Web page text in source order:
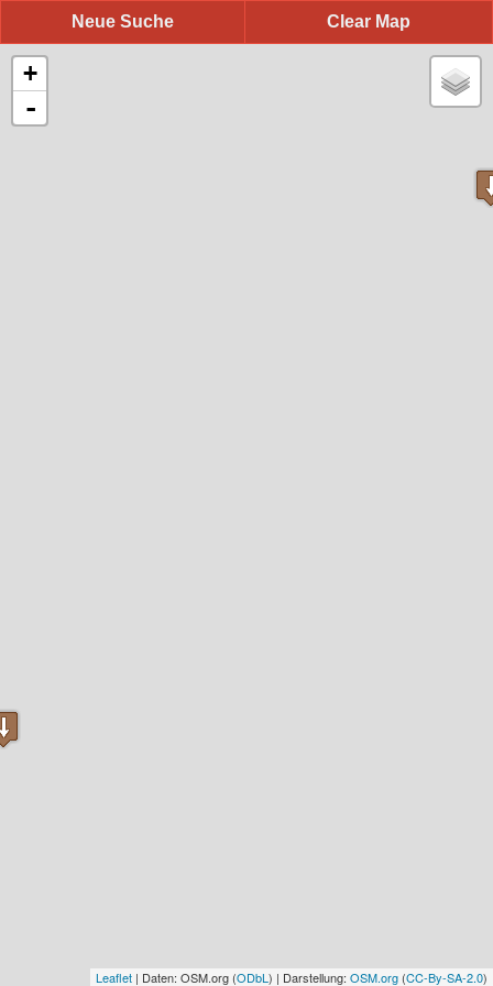
Clear Map
Neue Suche
+
-
Leaflet | Daten: OSM.org (ODbL ) | Darstellung: OSM.org (CC-By-SA-2.0)